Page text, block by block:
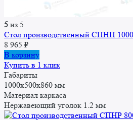
5 из 5
Стол производственный СПНП
8 965 ₽
В корзину
Купить в 1 клик
Габариты
1000x500x860 мм
Материал каркаса
Нержавеющий уголок 1.2 мм